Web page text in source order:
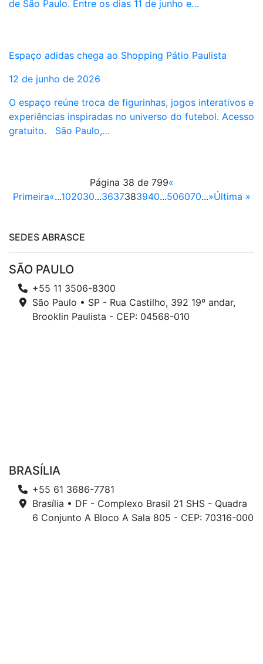
de São Paulo. Entre os dias 11 de junho e…
Espaço adidas chega ao Shopping Pátio Paulista
12 de junho de 2026
O espaço reúne troca de figurinhas, jogos interativos e
experiências inspiradas no universo do futebol. Acesso
gratuito. São Paulo,…
Página 38 de 799«
Primeira«...102030...3637383940...506070...»Última »
SEDES ABRASCE
SÃO PAULO
+55 11 3506-8300
São Paulo • SP - Rua Castilho, 392 19º andar,
Brooklin Paulista - CEP: 04568-010
BRASÍLIA
+55 61 3686-7781
Brasília • DF - Complexo Brasil 21 SHS - Quadra
6 Conjunto A Bloco A Sala 805 - CEP: 70316-000